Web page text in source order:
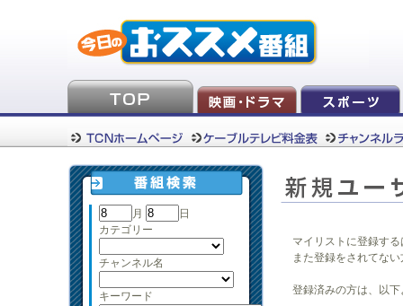
月
日
カテゴリー
チャンネル名
キーワード
マイリストに登録す
また登録をされてな
登録済みの方は、以